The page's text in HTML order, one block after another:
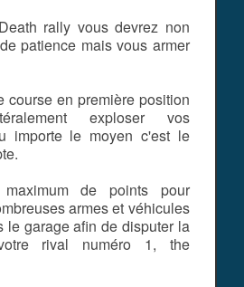
rally vous devrez non
patience mais vous armer
course en première position
exploser vos
importe le moyen c'est le
de points pour
armes et véhicules
le garage afin de disputer la
rival numéro 1, the